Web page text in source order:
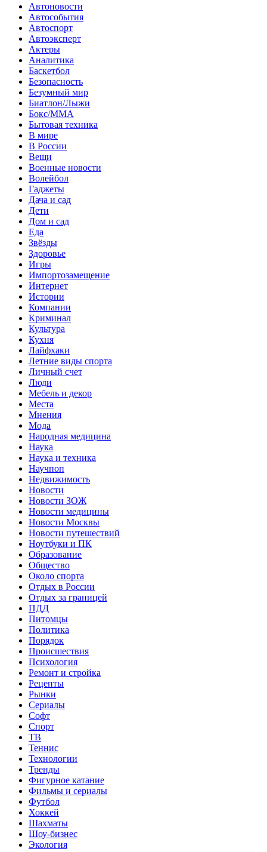
Автоновости
Автособытия
Автоспорт
Автоэксперт
Актеры
Аналитика
Баскетбол
Безопасность
Безумный мир
Биатлон/Лыжи
Бокс/MMA
Бытовая техника
В мире
В России
Вещи
Военные новости
Волейбол
Гаджеты
Дача и сад
Дети
Дом и сад
Еда
Звёзды
Здоровье
Игры
Импортозамещение
Интернет
Истории
Компании
Криминал
Культура
Кухня
Лайфхаки
Летние виды спорта
Личный счет
Люди
Мебель и декор
Места
Мнения
Мода
Народная медицина
Наука
Наука и техника
Научпоп
Недвижимость
Новости
Новости ЗОЖ
Новости медицины
Новости Москвы
Новости путешествий
Ноутбуки и ПК
Образование
Общество
Около спорта
Отдых в России
Отдых за границей
ПДД
Питомцы
Политика
Порядок
Происшествия
Психология
Ремонт и стройка
Рецепты
Рынки
Сериалы
Софт
Спорт
ТВ
Теннис
Технологии
Тренды
Фигурное катание
Фильмы и сериалы
Футбол
Хоккей
Шахматы
Шоу-бизнес
Экология